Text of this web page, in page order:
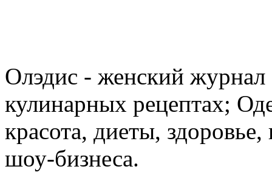
Олэдис - женский журнал
кулинарных рецептах;
красота, диеты,
шоу-бизнеса.